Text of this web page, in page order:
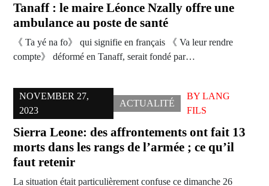
Tanaff : le maire Léonce Nzally offre une
ambulance au poste de santé
《 Ta yé na fo》 qui signifie en français 《 Va leur rendre
compte》 déformé en Tanaff, serait fondé par…
NOVEMBER 27,
2023
ACTUALITÉ
BY LANG
FILS
Sierra Leone: des affrontements ont fait 13
morts dans les rangs de l’armée ; ce qu’il
faut retenir
La situation était particulièrement confuse ce dimanche 26